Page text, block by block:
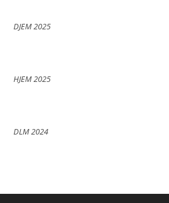
DJEM 2025
HJEM 2025
DLM 2024